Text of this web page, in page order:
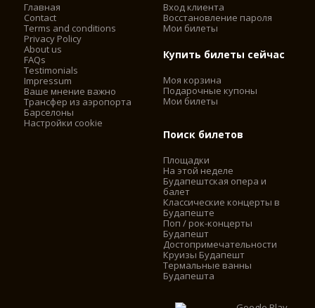
Главная
Contact
Terms and conditions
Privacy Policy
About us
FAQs
Testimonials
Impressum
Ваше мнение важно
Трансфер из аэропорта
Барселоны
Настройки cookie
Вход клиента
Восстановление пароля
Мои билеты
Купить билеты сейчас
Моя корзина
Подарочные купоны
Мои билеты
Поиск билетов
Площадки
На этой неделе
Будапештская опера и
балет
Классические концерты в
Будапеште
Поп / рок-концерты
Будапешт
Достопримечательности
Круизы Будапешт
Термальные ванны
Будапешта